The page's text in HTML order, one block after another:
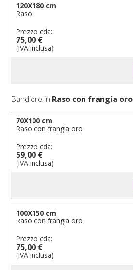
120X180 cm
Raso
Prezzo cda:
75,00 €
(IVA inclusa)
Bandiere in Raso con frangia oro
70X100 cm
Raso con frangia oro
Prezzo cda:
59,00 €
(IVA inclusa)
100X150 cm
Raso con frangia oro
Prezzo cda:
75,00 €
(IVA inclusa)